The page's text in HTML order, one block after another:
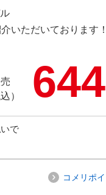
いただいております！
）
で
コメリポ